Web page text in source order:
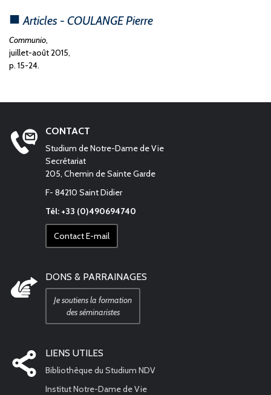
Articles - COULANGE Pierre
Communio,
juillet-août 2015,
p. 15-24.
CONTACT
Studium de Notre-Dame de Vie
Secrétariat
205, Chemin de Sainte Garde
F- 84210 Saint Didier
Tél: +33 (0)490694740
Contact E-mail
DONS & PARRAINAGES
Je soutiens la formation
des séminaristes
LIENS UTILES
Bibliothèque du Studium NDV
Institut Notre-Dame de Vie